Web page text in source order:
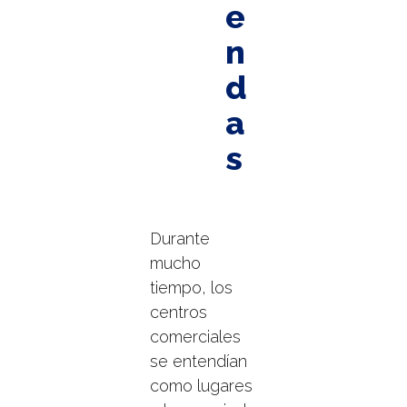
e
n
d
a
s
Durante
mucho
tiempo, los
centros
comerciales
se entendían
como lugares